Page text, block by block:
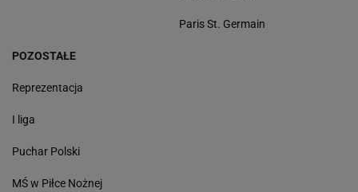
Paris St. Germain
POZOSTAŁE
Reprezentacja
I liga
Puchar Polski
MŚ w Piłce Nożnej